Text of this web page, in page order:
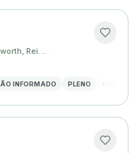
Letchworth, Reino Unido ·
INFORMADO PLENO